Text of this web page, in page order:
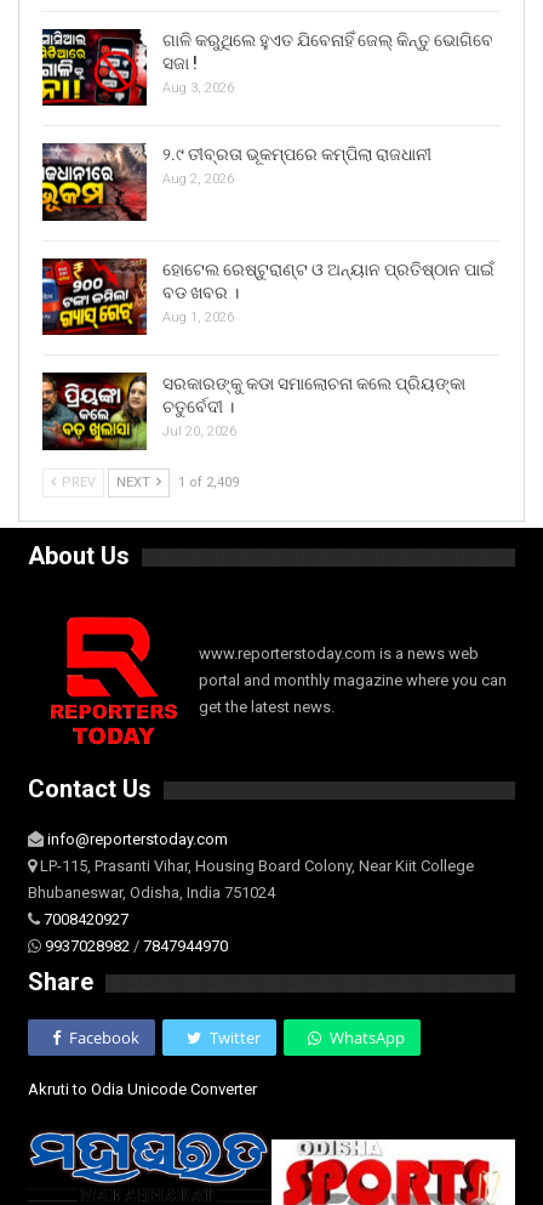
ଗାଳି କରୁଥିଲେ ହୁଏତ ଯିବେନାହିଁ ଜେଲ୍ କିନ୍ତୁ ଭୋଗିବେ
ସଜା !
Aug 3, 2026
୨.୯ ତୀବ୍ରତା ଭୂକମ୍ପରେ କମ୍ପିଲା ରାଜଧାନୀ
Aug 2, 2026
ହୋଟେଲ ରେଷ୍ଟୁରାଣ୍ଟ ଓ ଅନ୍ୟାନ ପ୍ରତିଷ୍ଠାନ ପାଇଁ
ବଡ ଖବର ।
Aug 1, 2026
ସରକାରଙ୍କୁ କଡା ସମାଲୋଚନା କଲେ ପ୍ରିୟଙ୍କା
ଚତୁର୍ବେଦୀ ।
Jul 20, 2026
PREV NEXT 1 of 2,409
About Us
www.reporterstoday.com is a news web
portal and monthly magazine where you can
get the latest news.
Contact Us
info@reporterstoday.com
LP-115, Prasanti Vihar, Housing Board Colony, Near Kiit College
Bhubaneswar, Odisha, India 751024
7008420927
9937028982 / 7847944970
Share
Facebook Twitter WhatsApp
Akruti to Odia Unicode Converter